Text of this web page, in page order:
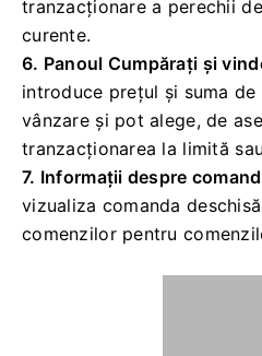
tranzacționare a perechii
curente.
6. Panoul Cumpărați și
introduce prețul și suma
vânzare și pot alege, de
tranzacționarea la limită
7. Informații despre
vizualiza comanda
comenzilor pentru